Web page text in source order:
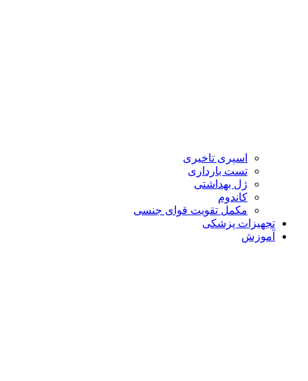
اسپری تاخیری
تست بارداری
ژل بهداشتی
کاندوم
مکمل تقویت قوای جنسی
تجهیزات پزشکی
آموزش